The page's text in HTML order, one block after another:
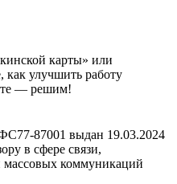
карты» или
как улучшить работу
— решим!
87001 выдан 19.03.2024
в сфере связи,
коммуникаций